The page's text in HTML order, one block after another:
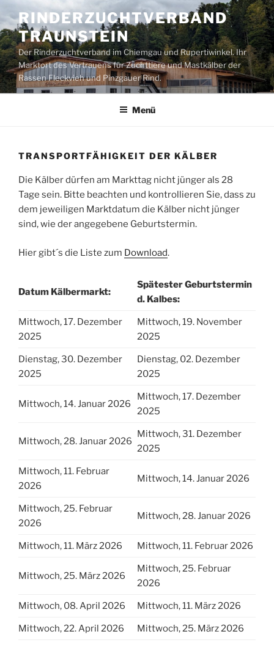
Inhalt
springen
RINDERZUCHTVERBAND
TRAUNSTEIN
Der Rinderzuchtverband im Chiemgau und Rupertiwinkel. Ihr
Marktort des Vertrauens für Zuchttiere und Mastkälber der
Rassen Fleckvieh und Pinzgauer Rind.
Menü
TRANSPORTFÄHIGKEIT DER KÄLBER
Die Kälber dürfen am Markttag nicht jünger als 28
Tage sein. Bitte beachten und kontrollieren Sie, dass zu
dem jeweiligen Marktdatum die Kälber nicht jünger
sind, wie der angegebene Geburtstermin.
Hier gibt´s die Liste zum Download.
Datum Kälbermarkt:
Spätester Geburtstermin
d. Kalbes:
Mittwoch, 17. Dezember
2025
Mittwoch, 19. November
2025
Dienstag, 30. Dezember
2025
Dienstag, 02. Dezember
2025
Mittwoch, 14. Januar 2026
Mittwoch, 17. Dezember
2025
Mittwoch, 28. Januar 2026
Mittwoch, 31. Dezember
2025
Mittwoch, 11. Februar
2026
Mittwoch, 14. Januar 2026
Mittwoch, 25. Februar
2026
Mittwoch, 28. Januar 2026
Mittwoch, 11. März 2026 Mittwoch, 11. Februar 2026
Mittwoch, 25. März 2026
Mittwoch, 25. Februar
2026
Mittwoch, 08. April 2026 Mittwoch, 11. März 2026
Mittwoch, 22. April 2026 Mittwoch, 25. März 2026